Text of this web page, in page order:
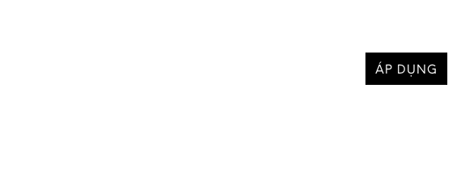
ÁP DỤNG